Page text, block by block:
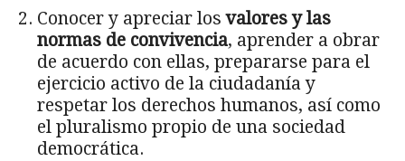
Conocer y apreciar losvalores y las
normas de convivencia, aprender a obrar
de acuerdo con ellas, prepararse para el
ejercicio activo de la ciudadanía y
respetar los derechos humanos, así como
el pluralismo propio de una sociedad
democrática.